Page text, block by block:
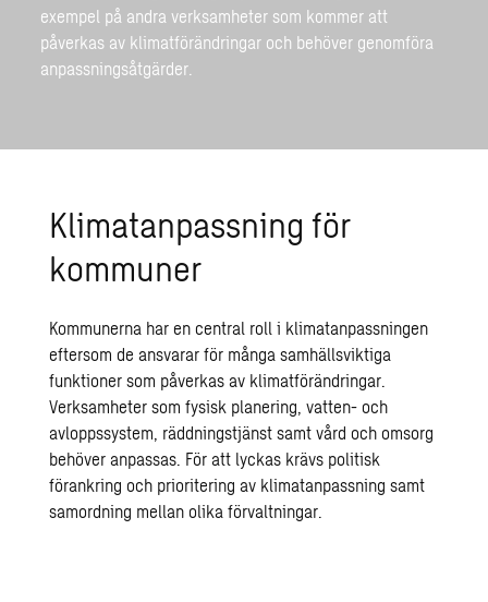
exempel på andra verksamheter som kommer att
påverkas av klimatförändringar och behöver genomföra
anpassningsåtgärder.
Klimatanpassning för
kommuner
Kommunerna har en central roll i klimatanpassningen
eftersom de ansvarar för många samhällsviktiga
funktioner som påverkas av klimatförändringar.
Verksamheter som fysisk planering, vatten- och
avloppssystem, räddningstjänst samt vård och omsorg
behöver anpassas. För att lyckas krävs politisk
förankring och prioritering av klimatanpassning samt
samordning mellan olika förvaltningar.